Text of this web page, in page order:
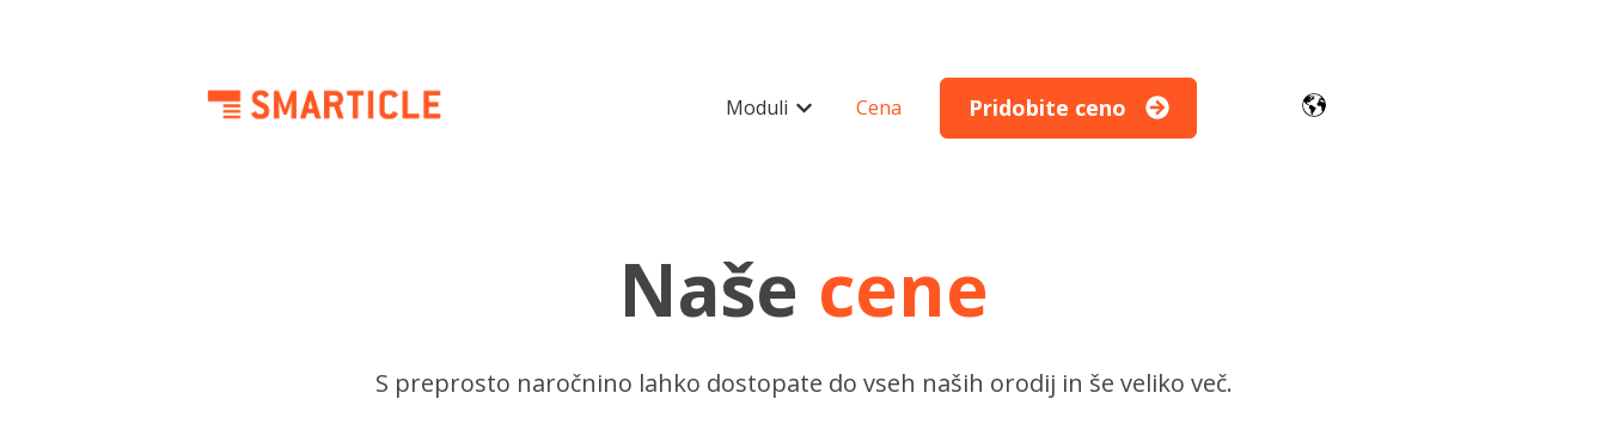
Moduli Pokaži podmeni za Moduli
Cena Pridobite ceno
Naše cene
S preprosto naročnino lahko dostopate do vseh naših orodij in še veliko več.